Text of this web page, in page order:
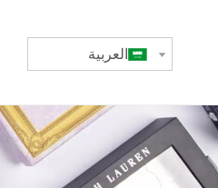
العربية